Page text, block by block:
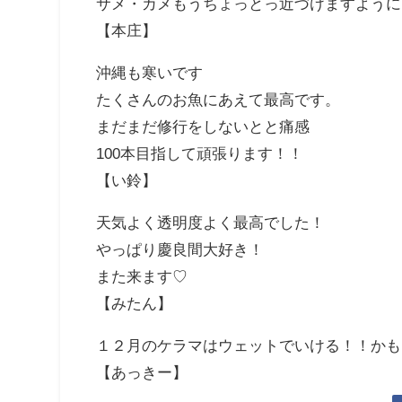
【本庄】
沖縄も寒いです
たくさんのお魚にあえて最高です。
まだまだ修行をしないとと痛感
100本目指して頑張ります！！
【い鈴】
天気よく透明度よく最高でした！
やっぱり慶良間大好き！
また来ます♡
【みたん】
１２月のケラマはウェットでいける！！か
【あっきー】